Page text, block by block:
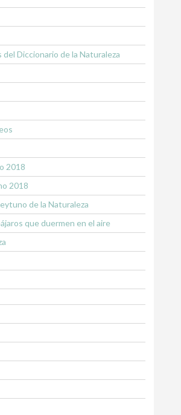
del Diccionario de la Naturaleza
2018
2018
de la Naturaleza
que duermen en el aire